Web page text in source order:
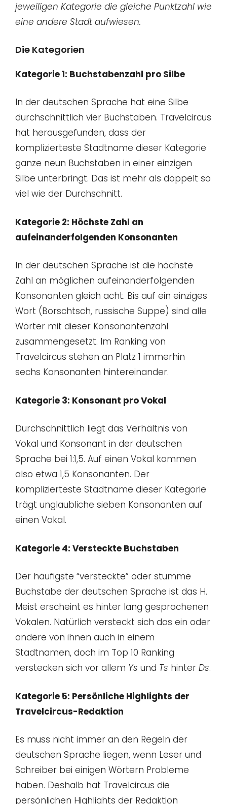
jeweiligen Kategorie die gleiche Punktzahl wie
eine andere Stadt aufwiesen.
Die Kategorien
Kategorie 1: Buchstabenzahl pro Silbe
In der deutschen Sprache hat eine Silbe
durchschnittlich vier Buchstaben. Travelcircus
hat herausgefunden, dass der
komplizierteste Stadtname dieser Kategorie
ganze neun Buchstaben in einer einzigen
Silbe unterbringt. Das ist mehr als doppelt so
viel wie der Durchschnitt.
Kategorie 2: Höchste Zahl an
aufeinanderfolgenden Konsonanten
In der deutschen Sprache ist die höchste
Zahl an möglichen aufeinanderfolgenden
Konsonanten gleich acht. Bis auf ein einziges
Wort (Borschtsch, russische Suppe) sind alle
Wörter mit dieser Konsonantenzahl
zusammengesetzt. Im Ranking von
Travelcircus stehen an Platz 1 immerhin
sechs Konsonanten hintereinander.
Kategorie 3: Konsonant pro Vokal
Durchschnittlich liegt das Verhältnis von
Vokal und Konsonant in der deutschen
Sprache bei 1:1,5. Auf einen Vokal kommen
also etwa 1,5 Konsonanten. Der
komplizierteste Stadtname dieser Kategorie
trägt unglaubliche sieben Konsonanten auf
einen Vokal.
Kategorie 4: Versteckte Buchstaben
Der häufigste “versteckte” oder stumme
Buchstabe der deutschen Sprache ist das H.
Meist erscheint es hinter lang gesprochenen
Vokalen. Natürlich versteckt sich das ein oder
andere von ihnen auch in einem
Stadtnamen, doch im Top 10 Ranking
verstecken sich vor allem Ys und Ts hinter Ds.
Kategorie 5: Persönliche Highlights der
Travelcircus-Redaktion
Es muss nicht immer an den Regeln der
deutschen Sprache liegen, wenn Leser und
Schreiber bei einigen Wörtern Probleme
haben. Deshalb hat Travelcircus die
persönlichen Highlights der Redaktion